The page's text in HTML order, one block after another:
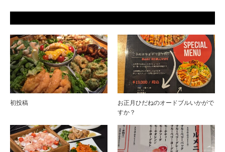
初投稿
お正月ひだねのオードブルいかがで
すか？